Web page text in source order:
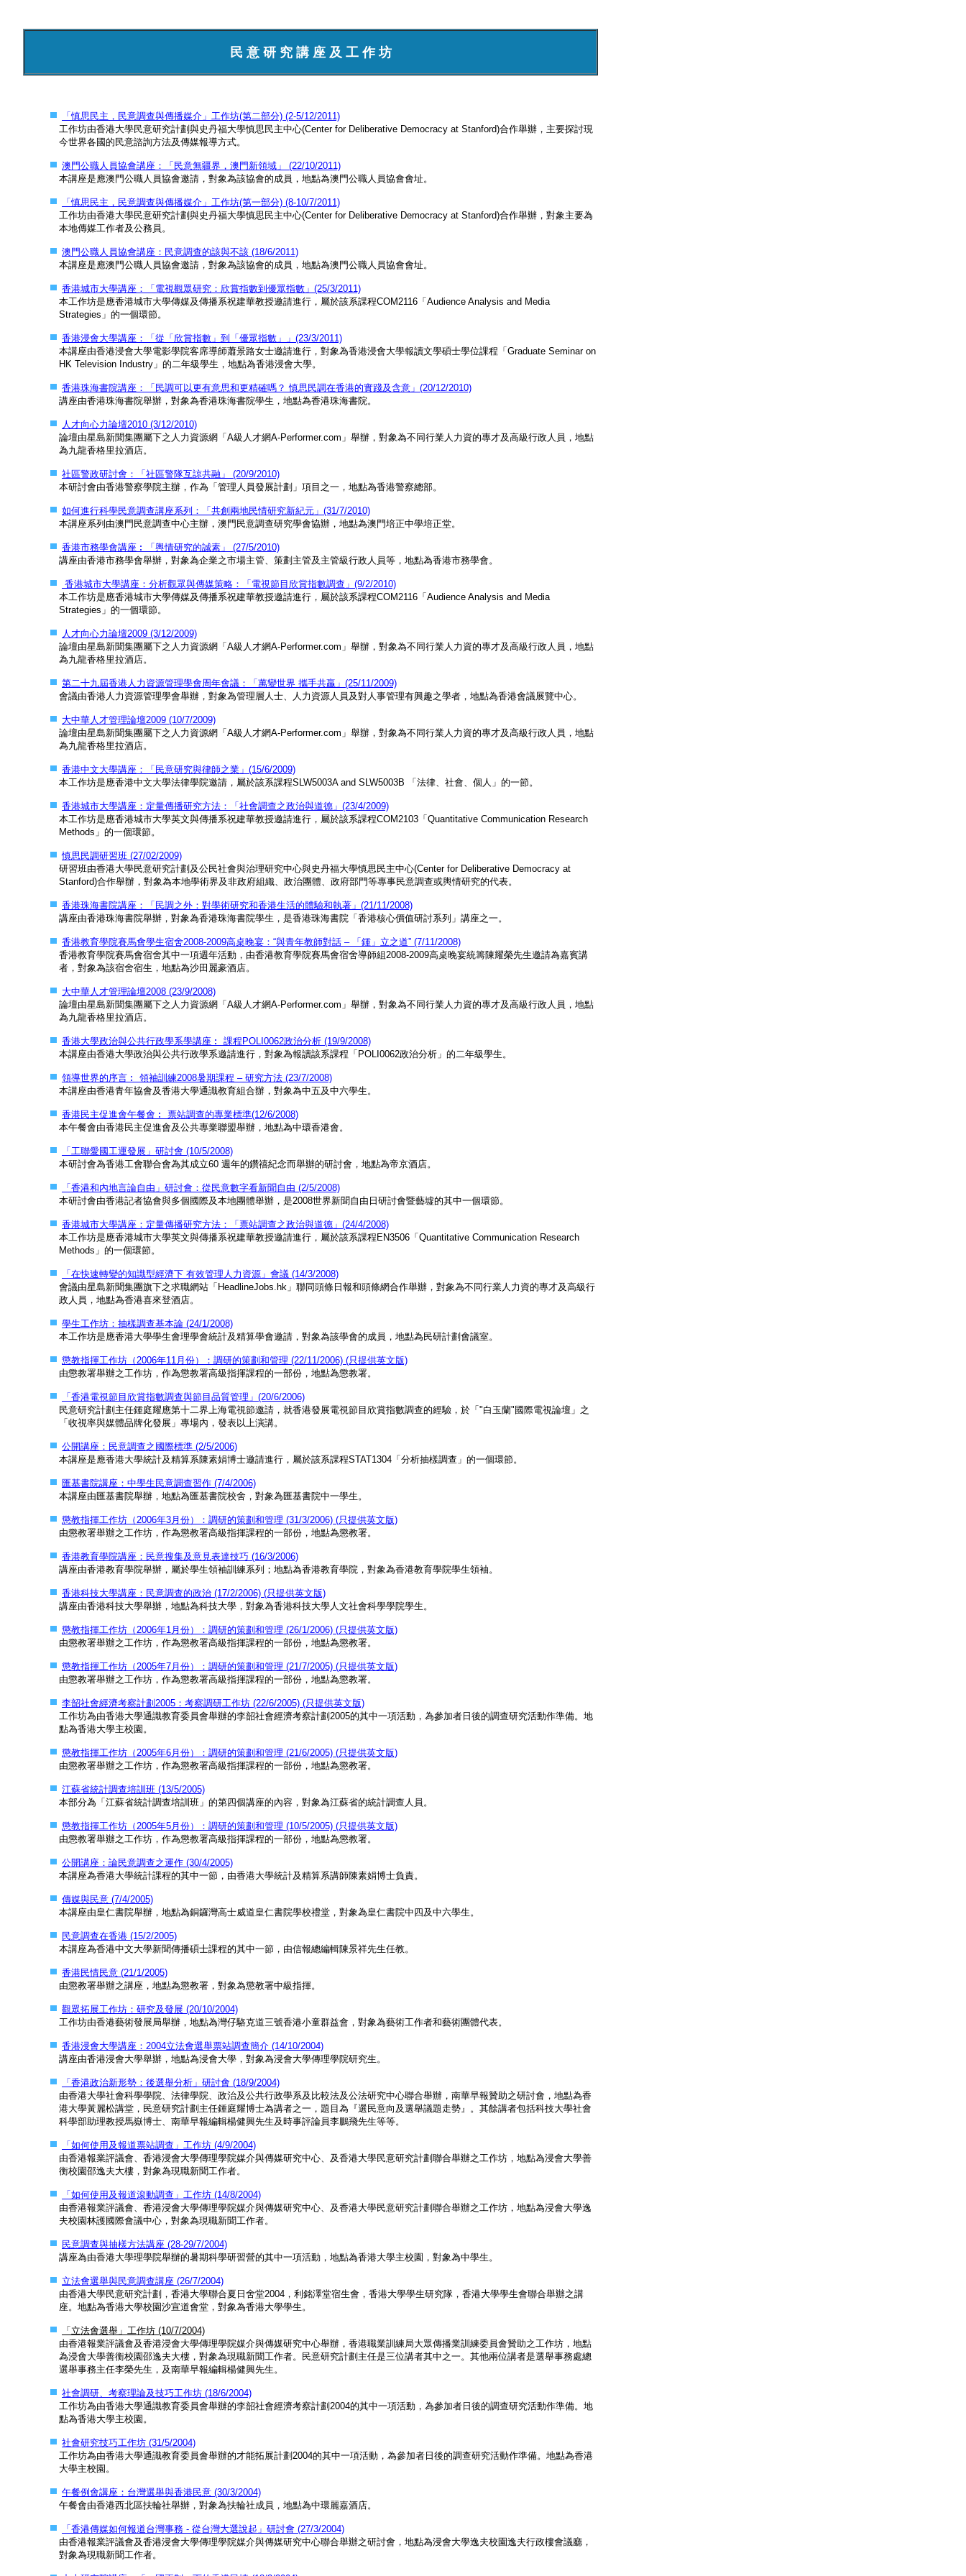
民 意 研 究 講 座 及 工 作 坊
「慎思民主，民意調查與傳播媒介」工作坊(第二部分) (2-5/12/2011)
工作坊由香港大學民意研究計劃與史丹福大學慎思民主中心(Center for Deliberative Democracy at Stanford)合作舉辦，主要探討現
今世界各國的民意諮詢方法及傳媒報導方式。
澳門公職人員協會講座：「民意無疆界，澳門新領域」 (22/10/2011)
本講座是應澳門公職人員協會邀請，對象為該協會的成員，地點為澳門公職人員協會會址。
「慎思民主，民意調查與傳播媒介」工作坊(第一部分) (8-10/7/2011)
工作坊由香港大學民意研究計劃與史丹福大學慎思民主中心(Center for Deliberative Democracy at Stanford)合作舉辦，對象主要為
本地傳媒工作者及公務員。
澳門公職人員協會講座：民意調查的該與不該 (18/6/2011)
本講座是應澳門公職人員協會邀請，對象為該協會的成員，地點為澳門公職人員協會會址。
香港城市大學講座：「電視觀眾研究：欣賞指數到優眾指數」(25/3/2011)
本工作坊是應香港城市大學傳媒及傳播系祝建華教授邀請進行，屬於該系課程COM2116「Audience Analysis and Media
Strategies」的一個環節。
香港浸會大學講座：「從「欣賞指數」到「優眾指數」」(23/3/2011)
本講座由香港浸會大學電影學院客席導師蕭景路女士邀請進行，對象為香港浸會大學報讀文學碩士學位課程「Graduate Seminar on
HK Television Industry」的二年級學生，地點為香港浸會大學。
香港珠海書院講座：「民調可以更有意思和更精確嗎？ 慎思民調在香港的實踐及含意」(20/12/2010)
講座由香港珠海書院舉辦，對象為香港珠海書院學生，地點為香港珠海書院。
人才向心力論壇2010 (3/12/2010)
論壇由星島新聞集團屬下之人力資源網「A級人才網A-Performer.com」舉辦，對象為不同行業人力資的專才及高級行政人員，地點
為九龍香格里拉酒店。
社區警政研討會：「社區警隊互諒共融」 (20/9/2010)
本研討會由香港警察學院主辦，作為「管理人員發展計劃」項目之一，地點為香港警察總部。
如何進行科學民意調查講座系列：「共創兩地民情研究新紀元」(31/7/2010)
本講座系列由澳門民意調查中心主辦，澳門民意調查研究學會協辦，地點為澳門培正中學培正堂。
香港市務學會講座︰「輿情研究的誠素」 (27/5/2010)
講座由香港市務學會舉辦，對象為企業之市場主管、策劃主管及主管級行政人員等，地點為香港市務學會。
香港城市大學講座：分析觀眾與傳媒策略：「電視節目欣賞指數調查」(9/2/2010)
本工作坊是應香港城市大學傳媒及傳播系祝建華教授邀請進行，屬於該系課程COM2116「Audience Analysis and Media
Strategies」的一個環節。
人才向心力論壇2009 (3/12/2009)
論壇由星島新聞集團屬下之人力資源網「A級人才網A-Performer.com」舉辦，對象為不同行業人力資的專才及高級行政人員，地點
為九龍香格里拉酒店。
第二十九屆香港人力資源管理學會周年會議：「萬變世界 攜手共贏」(25/11/2009)
會議由香港人力資源管理學會舉辦，對象為管理層人士、人力資源人員及對人事管理有興趣之學者，地點為香港會議展覽中心。
大中華人才管理論壇2009 (10/7/2009)
論壇由星島新聞集團屬下之人力資源網「A級人才網A-Performer.com」舉辦，對象為不同行業人力資的專才及高級行政人員，地點
為九龍香格里拉酒店。
香港中文大學講座：「民意研究與律師之業」(15/6/2009)
本工作坊是應香港中文大學法律學院邀請，屬於該系課程SLW5003A and SLW5003B 「法律、社會、個人」的一節。
香港城市大學講座：定量傳播研究方法：「社會調查之政治與道德」(23/4/2009)
本工作坊是應香港城市大學英文與傳播系祝建華教授邀請進行，屬於該系課程COM2103「Quantitative Communication Research
Methods」的一個環節。
慎思民調研習班 (27/02/2009)
研習班由香港大學民意研究計劃及公民社會與治理研究中心與史丹福大學慎思民主中心(Center for Deliberative Democracy at
Stanford)合作舉辦，對象為本地學術界及非政府組織、政治團體、政府部門等專事民意調查或輿情研究的代表。
香港珠海書院講座：「民調之外：對學術研究和香港生活的體驗和執著」(21/11/2008)
講座由香港珠海書院舉辦，對象為香港珠海書院學生，是香港珠海書院「香港核心價值研討系列」講座之一。
香港教育學院賽馬會學生宿舍2008-2009高桌晚宴：“與青年教師對話 – 「鍾」立之道” (7/11/2008)
香港教育學院賽馬會宿舍其中一項週年活動，由香港教育學院賽馬會宿舍導師組2008-2009高桌晚宴統籌陳耀榮先生邀請為嘉賓講
者，對象為該宿舍宿生，地點為沙田麗豪酒店。
大中華人才管理論壇2008 (23/9/2008)
論壇由星島新聞集團屬下之人力資源網「A級人才網A-Performer.com」舉辦，對象為不同行業人力資的專才及高級行政人員，地點
為九龍香格里拉酒店。
香港大學政治與公共行政學系學講座︰ 課程POLI0062政治分析 (19/9/2008)
本講座由香港大學政治與公共行政學系邀請進行，對象為報讀該系課程「POLI0062政治分析」的二年級學生。
領導世界的序言︰ 領袖訓練2008暑期課程 – 研究方法 (23/7/2008)
本講座由香港青年協會及香港大學通識教育組合辦，對象為中五及中六學生。
香港民主促進會午餐會︰ 票站調查的專業標準(12/6/2008)
本午餐會由香港民主促進會及公共專業聯盟舉辦，地點為中環香港會。
「工聯愛國工運發展」研討會 (10/5/2008)
本研討會為香港工會聯合會為其成立60 週年的鑽禧紀念而舉辦的研討會，地點為帝京酒店。
「香港和內地言論自由」研討會：從民意數字看新聞自由 (2/5/2008)
本研討會由香港記者協會與多個國際及本地團體舉辦，是2008世界新聞自由日研討會暨藝墟的其中一個環節。
香港城市大學講座：定量傳播研究方法：「票站調查之政治與道德」(24/4/2008)
本工作坊是應香港城市大學英文與傳播系祝建華教授邀請進行，屬於該系課程EN3506「Quantitative Communication Research
Methods」的一個環節。
「在快速轉變的知識型經濟下 有效管理人力資源」會議 (14/3/2008)
會議由星島新聞集團旗下之求職網站「HeadlineJobs.hk」聯同頭條日報和頭條網合作舉辦，對象為不同行業人力資的專才及高級行
政人員，地點為香港喜來登酒店。
學生工作坊：抽樣調查基本論 (24/1/2008)
本工作坊是應香港大學學生會理學會統計及精算學會邀請，對象為該學會的成員，地點為民研計劃會議室。
懲教指揮工作坊（2006年11月份）：調研的策劃和管理 (22/11/2006) (只提供英文版)
由懲教署舉辦之工作坊，作為懲教署高級指揮課程的一部份，地點為懲教署。
「香港電視節目欣賞指數調查與節目品質管理」(20/6/2006)
民意研究計劃主任鍾庭耀應第十二界上海電視節邀請，就香港發展電視節目欣賞指數調查的經驗，於「"白玉蘭"國際電視論壇」之
「收視率與媒體品牌化發展」專場內，發表以上演講。
公開講座：民意調查之國際標準 (2/5/2006)
本講座是應香港大學統計及精算系陳素娟博士邀請進行，屬於該系課程STAT1304「分析抽樣調查」的一個環節。
匯基書院講座：中學生民意調查習作 (7/4/2006)
本講座由匯基書院舉辦，地點為匯基書院校舍，對象為匯基書院中一學生。
懲教指揮工作坊（2006年3月份）：調研的策劃和管理 (31/3/2006) (只提供英文版)
由懲教署舉辦之工作坊，作為懲教署高級指揮課程的一部份，地點為懲教署。
香港教育學院講座：民意搜集及意見表達技巧 (16/3/2006)
講座由香港教育學院舉辦，屬於學生領袖訓練系列；地點為香港教育學院，對象為香港教育學院學生領袖。
香港科技大學講座：民意調查的政治 (17/2/2006) (只提供英文版)
講座由香港科技大學舉辦，地點為科技大學，對象為香港科技大學人文社會科學學院學生。
懲教指揮工作坊（2006年1月份）：調研的策劃和管理 (26/1/2006) (只提供英文版)
由懲教署舉辦之工作坊，作為懲教署高級指揮課程的一部份，地點為懲教署。
懲教指揮工作坊（2005年7月份）：調研的策劃和管理 (21/7/2005) (只提供英文版)
由懲教署舉辦之工作坊，作為懲教署高級指揮課程的一部份，地點為懲教署。
李韶社會經濟考察計劃2005：考察調研工作坊 (22/6/2005) (只提供英文版)
工作坊為由香港大學通識教育委員會舉辦的李韶社會經濟考察計劃2005的其中一項活動，為參加者日後的調查研究活動作準備。地
點為香港大學主校園。
懲教指揮工作坊（2005年6月份）：調研的策劃和管理 (21/6/2005) (只提供英文版)
由懲教署舉辦之工作坊，作為懲教署高級指揮課程的一部份，地點為懲教署。
江蘇省統計調查培訓班 (13/5/2005)
本部分為「江蘇省統計調查培訓班」的第四個講座的內容，對象為江蘇省的統計調查人員。
懲教指揮工作坊（2005年5月份）：調研的策劃和管理 (10/5/2005) (只提供英文版)
由懲教署舉辦之工作坊，作為懲教署高級指揮課程的一部份，地點為懲教署。
公開講座：論民意調查之運作 (30/4/2005)
本講座為香港大學統計課程的其中一節，由香港大學統計及精算系講師陳素娟博士負責。
傳媒與民意 (7/4/2005)
本講座由皇仁書院舉辦，地點為銅鑼灣高士威道皇仁書院學校禮堂，對象為皇仁書院中四及中六學生。
民意調查在香港 (15/2/2005)
本講座為香港中文大學新聞傳播碩士課程的其中一節，由信報總編輯陳景祥先生任教。
香港民情民意 (21/1/2005)
由懲教署舉辦之講座，地點為懲教署，對象為懲教署中級指揮。
觀眾拓展工作坊：研究及發展 (20/10/2004)
工作坊由香港藝術發展局舉辦，地點為灣仔駱克道三號香港小童群益會，對象為藝術工作者和藝術團體代表。
香港浸會大學講座：2004立法會選舉票站調查簡介 (14/10/2004)
講座由香港浸會大學舉辦，地點為浸會大學，對象為浸會大學傳理學院研究生。
「香港政治新形勢：後選舉分析」研討會 (18/9/2004)
由香港大學社會科學學院、法律學院、政治及公共行政學系及比較法及公法研究中心聯合舉辦，南華早報贊助之研討會，地點為香
港大學黃麗松講堂，民意研究計劃主任鍾庭耀博士為講者之一，題目為『選民意向及選舉議題走勢』。其餘講者包括科技大學社會
科學部助理教授馬嶽博士、南華早報編輯楊健興先生及時事評論員李鵬飛先生等等。
「如何使用及報道票站調查」工作坊 (4/9/2004)
由香港報業評議會、香港浸會大學傳理學院媒介與傳媒研究中心、及香港大學民意研究計劃聯合舉辦之工作坊，地點為浸會大學善
衡校園邵逸夫大樓，對象為現職新聞工作者。
「如何使用及報道滾動調查」工作坊 (14/8/2004)
由香港報業評議會、香港浸會大學傳理學院媒介與傳媒研究中心、及香港大學民意研究計劃聯合舉辦之工作坊，地點為浸會大學逸
夫校園林護國際會議中心，對象為現職新聞工作者。
民意調查與抽樣方法講座 (28-29/7/2004)
講座為由香港大學理學院舉辦的暑期科學研習營的其中一項活動，地點為香港大學主校園，對象為中學生。
立法會選舉與民意調查講座 (26/7/2004)
由香港大學民意研究計劃，香港大學聯合夏日舍堂2004，利銘澤堂宿生會，香港大學學生研究隊，香港大學學生會聯合舉辦之講
座。地點為香港大學校園沙宣道會堂，對象為香港大學學生。
「立法會選舉」工作坊 (10/7/2004)
由香港報業評議會及香港浸會大學傳理學院媒介與傳媒研究中心舉辦，香港職業訓練局大眾傳播業訓練委員會贊助之工作坊，地點
為浸會大學善衡校園邵逸夫大樓，對象為現職新聞工作者。民意研究計劃主任是三位講者其中之一。其他兩位講者是選舉事務處總
選舉事務主任李榮先生，及南華早報編輯楊健興先生。
社會調研、考察理論及技巧工作坊 (18/6/2004)
工作坊為由香港大學通識教育委員會舉辦的李韶社會經濟考察計劃2004的其中一項活動，為參加者日後的調查研究活動作準備。地
點為香港大學主校園。
社會研究技巧工作坊 (31/5/2004)
工作坊為由香港大學通識教育委員會舉辦的才能拓展計劃2004的其中一項活動，為參加者日後的調查研究活動作準備。地點為香港
大學主校園。
午餐例會講座：台灣選舉與香港民意 (30/3/2004)
午餐會由香港西北區扶輪社舉辦，對象為扶輪社成員，地點為中環麗嘉酒店。
「香港傳媒如何報道台灣事務 - 從台灣大選說起」研討會 (27/3/2004)
由香港報業評議會及香港浸會大學傳理學院媒介與傳媒研究中心聯合舉辦之研討會，地點為浸會大學逸夫校園逸夫行政樓會議廳，
對象為現職新聞工作者。